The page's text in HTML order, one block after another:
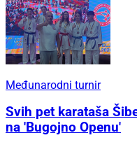
Međunarodni turnir
Svih pet karataša
na 'Bugojno Openu'